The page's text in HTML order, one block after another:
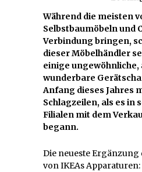
Während die meisten
Selbstbaumöbeln und
Verbindung bringen,
dieser Möbelhändler
einige
wunderbare
Anfang dieses Jahres
Schlagzeilen, als es in
Filialen mit dem
begann.
Die neueste Ergänzung
von IKEAs